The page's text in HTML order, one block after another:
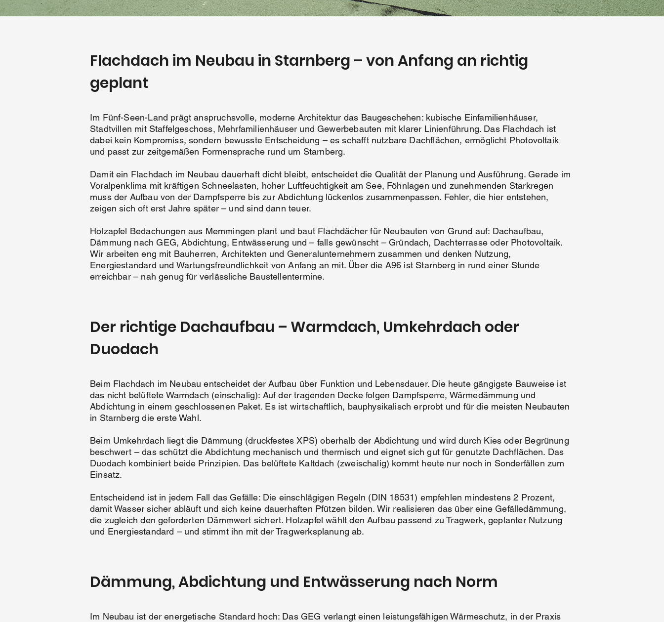
Flachdach im Neubau in Starnberg – von Anfang an richtig
geplant
Im Fünf-Seen-Land prägt anspruchsvolle, moderne Architektur das Baugeschehen: kubische Einfamilienhäuser,
Stadtvillen mit Staffelgeschoss, Mehrfamilienhäuser und Gewerbebauten mit klarer Linienführung. Das Flachdach ist
dabei kein Kompromiss, sondern bewusste Entscheidung – es schafft nutzbare Dachflächen, ermöglicht Photovoltaik
und passt zur zeitgemäßen Formensprache rund um Starnberg.
Damit ein Flachdach im Neubau dauerhaft dicht bleibt, entscheidet die Qualität der Planung und Ausführung. Gerade im
Voralpenklima mit kräftigen Schneelasten, hoher Luftfeuchtigkeit am See, Föhnlagen und zunehmenden Starkregen
muss der Aufbau von der Dampfsperre bis zur Abdichtung lückenlos zusammenpassen. Fehler, die hier entstehen,
zeigen sich oft erst Jahre später – und sind dann teuer.
Holzapfel Bedachungen aus Memmingen plant und baut Flachdächer für Neubauten von Grund auf: Dachaufbau,
Dämmung nach GEG, Abdichtung, Entwässerung und – falls gewünscht – Gründach, Dachterrasse oder Photovoltaik.
Wir arbeiten eng mit Bauherren, Architekten und Generalunternehmern zusammen und denken Nutzung,
Energiestandard und Wartungsfreundlichkeit von Anfang an mit. Über die A96 ist Starnberg in rund einer Stunde
erreichbar – nah genug für verlässliche Baustellentermine.
Der richtige Dachaufbau – Warmdach, Umkehrdach oder
Duodach
Beim Flachdach im Neubau entscheidet der Aufbau über Funktion und Lebensdauer. Die heute gängigste Bauweise ist
das nicht belüftete Warmdach (einschalig): Auf der tragenden Decke folgen Dampfsperre, Wärmedämmung und
Abdichtung in einem geschlossenen Paket. Es ist wirtschaftlich, bauphysikalisch erprobt und für die meisten Neubauten
in Starnberg die erste Wahl.
Beim Umkehrdach liegt die Dämmung (druckfestes XPS) oberhalb der Abdichtung und wird durch Kies oder Begrünung
beschwert – das schützt die Abdichtung mechanisch und thermisch und eignet sich gut für genutzte Dachflächen. Das
Duodach kombiniert beide Prinzipien. Das belüftete Kaltdach (zweischalig) kommt heute nur noch in Sonderfällen zum
Einsatz.
Entscheidend ist in jedem Fall das Gefälle: Die einschlägigen Regeln (DIN 18531) empfehlen mindestens 2 Prozent,
damit Wasser sicher abläuft und sich keine dauerhaften Pfützen bilden. Wir realisieren das über eine Gefälledämmung,
die zugleich den geforderten Dämmwert sichert. Holzapfel wählt den Aufbau passend zu Tragwerk, geplanter Nutzung
und Energiestandard – und stimmt ihn mit der Tragwerksplanung ab.
Dämmung, Abdichtung und Entwässerung nach Norm
Im Neubau ist der energetische Standard hoch: Das GEG verlangt einen leistungsfähigen Wärmeschutz, in der Praxis